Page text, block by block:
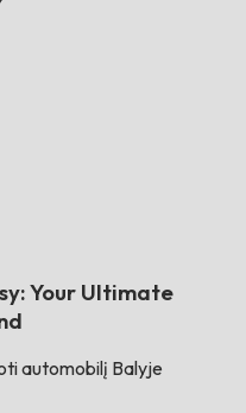
Your Ultimate
automobilį Balyje